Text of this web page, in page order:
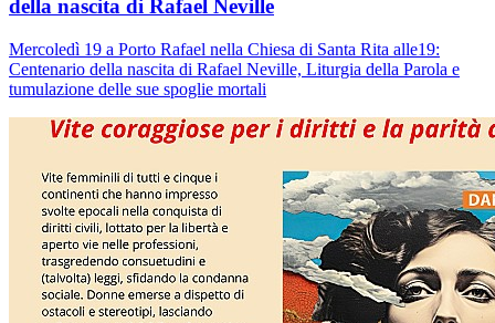
della nascita di Rafael Neville
Mercoledì 19 a Porto Rafael nella Chiesa di Santa Rita alle19:
Centenario della nascita di Rafael Neville, Liturgia della Parola e
tumulazione delle sue spoglie mortali